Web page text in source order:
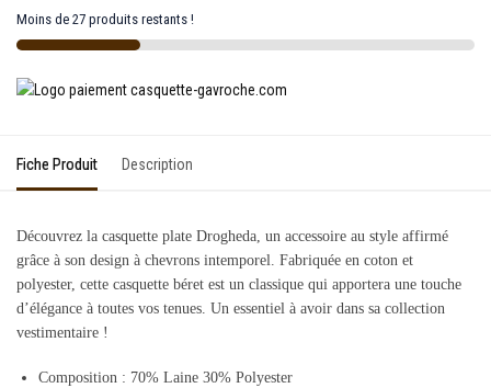
Moins de 27 produits restants !
Fiche Produit Description
Découvrez la casquette plate Drogheda, un accessoire au style affirmé
grâce à son design à chevrons intemporel. Fabriquée en coton et
polyester, cette casquette béret est un classique qui apportera une touche
d’élégance à toutes vos tenues. Un essentiel à avoir dans sa collection
vestimentaire !
Composition : 70% Laine 30% Polyester